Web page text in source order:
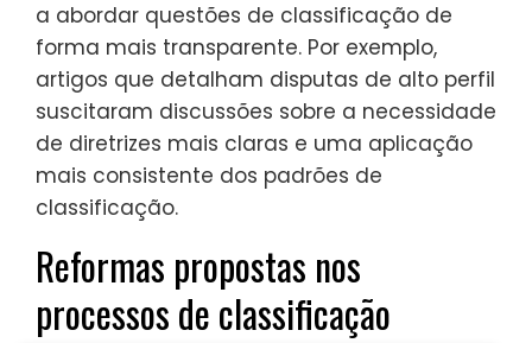
a abordar questões de classificação de
forma mais transparente. Por exemplo,
artigos que detalham disputas de alto perfil
suscitaram discussões sobre a necessidade
de diretrizes mais claras e uma aplicação
mais consistente dos padrões de
classificação.
Reformas propostas nos
processos de classificação